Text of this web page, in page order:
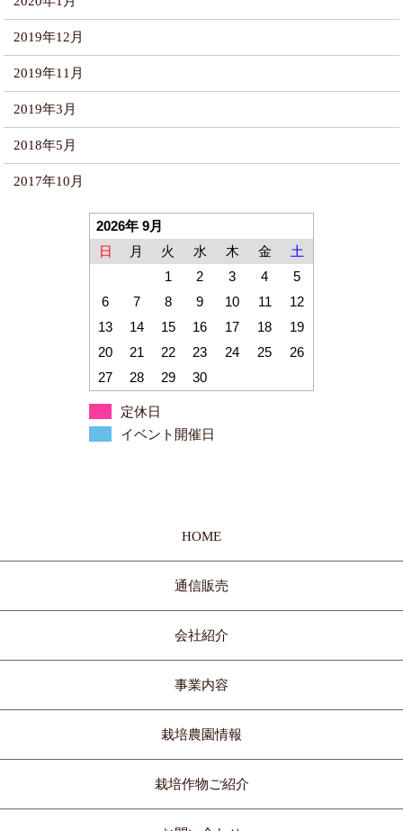
2019年12月
2019年11月
2019年3月
2018年5月
2017年10月
2026年 9月
日
月 火 水 木 金
土
1
2 3 4
5
6
7 8 9 10 11
12
13
14 15 16 17 18
19
20
21 22 23 24 25
26
27
28 29 30
定休日
イベント開催日
HOME
通信販売
会社紹介
事業内容
栽培農園情報
栽培作物ご紹介